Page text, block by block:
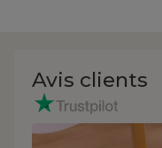
Avis clients